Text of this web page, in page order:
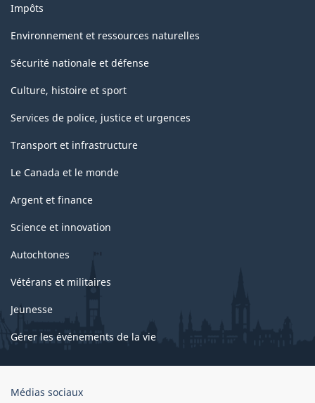
Impôts
Environnement et ressources naturelles
Sécurité nationale et défense
Culture, histoire et sport
Services de police, justice et urgences
Transport et infrastructure
Le Canada et le monde
Argent et finance
Science et innovation
Autochtones
Vétérans et militaires
Jeunesse
Gérer les événements de la vie
Organisation
Médias sociaux